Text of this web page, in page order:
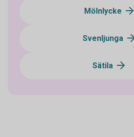
Mölnlycke
Svenljunga
Sätila